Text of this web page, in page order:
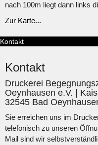
nach 100m liegt dann links
Zur Karte...
Kontakt
Kontakt
Druckerei
Oeynhausen e.V. |
32545 Bad
Sie erreichen uns im
telefonisch zu unseren
Mail sind wir